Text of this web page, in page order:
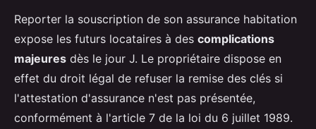
Reporter la souscription de son assurance habitation
expose les futurs locataires à des complications
majeures dès le jour J. Le propriétaire dispose en
effet du droit légal de refuser la remise des clés si
l'attestation d'assurance n'est pas présentée,
conformément à l'article 7 de la loi du 6 juillet 1989.